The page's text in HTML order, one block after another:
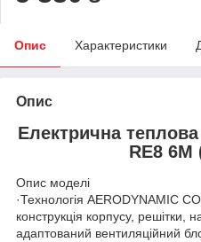
Опис Характеристики
Опис
Електрична
RE8 6M
Опис моделі
·Технологія AERODYNAMIC
конструкція корпусу, решітки,
адаптований вентиляційний